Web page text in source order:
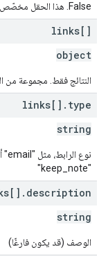
False. هذا الحقل مخصّص للقراءة فقط.
links[]
object
النتائج فقط. مجموعة من
links[] . type
string
"keep_note"
. description
string
الوصف (قد يكون فارغًا)